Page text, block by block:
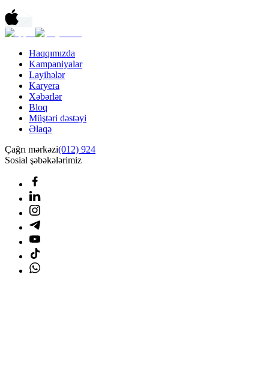
Haqqımızda
Kampaniyalar
Layihələr
Karyera
Xəbərlər
Bloq
Müştəri dəstəyi
Əlaqə
Çağrı mərkəzi(012) 924
Sosial şəbəkələrimiz